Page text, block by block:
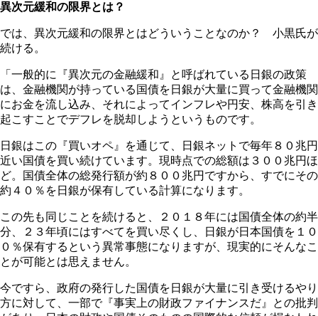
異次元緩和の限界とは？
では、異次元緩和の限界とはどういうことなのか？ 小黒氏が
続ける。
「一般的に『異次元の金融緩和』と呼ばれている日銀の政策
は、金融機関が持っている国債を日銀が大量に買って金融機関
にお金を流し込み、それによってインフレや円安、株高を引き
起こすことでデフレを脱却しようというものです。
日銀はこの『買いオペ』を通じて、日銀ネットで毎年８０兆円
近い国債を買い続けています。現時点での総額は３００兆円ほ
ど。国債全体の総発行額が約８００兆円ですから、すでにその
約４０％を日銀が保有している計算になります。
この先も同じことを続けると、２０１８年には国債全体の約半
分、２３年頃にはすべてを買い尽くし、日銀が日本国債を１０
０％保有するという異常事態になりますが、現実的にそんなこ
とが可能とは思えません。
今ですら、政府の発行した国債を日銀が大量に引き受けるやり
方に対して、一部で『事実上の財政ファイナンスだ』との批判